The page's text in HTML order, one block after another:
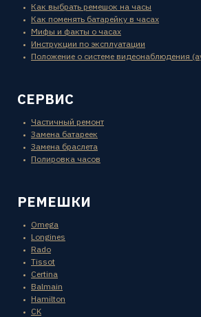
Как выбрать ремешок на часы
Как поменять батарейку в часах
Мифы и факты о часах
Инструкции по эксплуатации
Положение о системе видеонаблюдения
СЕРВИС
Частичный ремонт
Замена батареек
Замена браслета
Полировка часов
РЕМЕШКИ
Omega
Longines
Rado
Tissot
Certina
Balmain
Hamilton
CK